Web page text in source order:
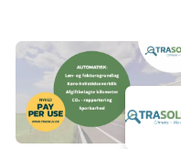
2025, hvor innovative
tiltag og branchens
udvikling i det hele taget
er i c